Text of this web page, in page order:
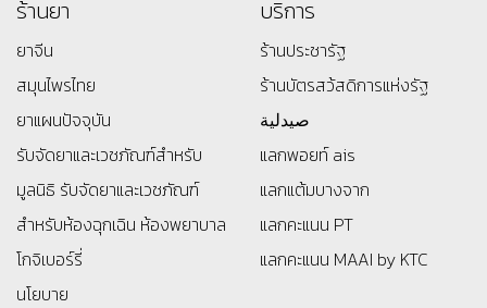
ร้านยา
ยาจีน
สมุนไพรไทย
ยาแผนปัจจุบัน
รับจัดยาและเวชภัณฑ์สำหรับ
มูลนิธิ รับจัดยาและเวชภัณฑ์
สำหรับห้องฉุกเฉิน ห้องพยาบาล
โกจิเบอร์รี่
นโยบาย
บริการ
ร้านประชารัฐ
ร้านบัตรสว้สดิการแห่งรัฐ
صيدلية
แลกพอยท์ ais
แลกแต้มบางจาก
แลกคะแนน PT
แลกคะแนน MAAI by KTC